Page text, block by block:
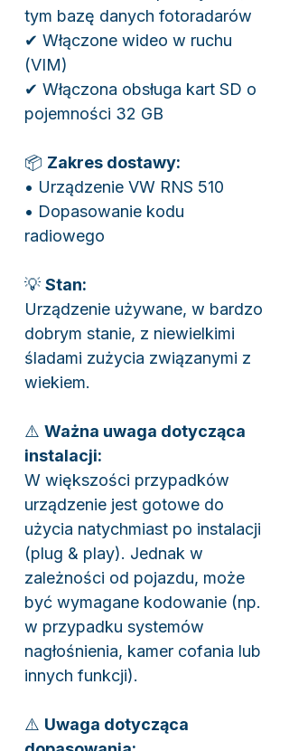
tym bazę danych fotoradarów
✔ Włączone wideo w ruchu
(VIM)
✔ Włączona obsługa kart SD o
pojemności 32 GB
📦 Zakres dostawy:
• Urządzenie VW RNS 510
• Dopasowanie kodu
radiowego
💡 Stan:
Urządzenie używane, w bardzo
dobrym stanie, z niewielkimi
śladami zużycia związanymi z
wiekiem.
⚠️ Ważna uwaga dotycząca
instalacji:
W większości przypadków
urządzenie jest gotowe do
użycia natychmiast po instalacji
(plug & play). Jednak w
zależności od pojazdu, może
być wymagane kodowanie (np.
w przypadku systemów
nagłośnienia, kamer cofania lub
innych funkcji).
⚠️ Uwaga dotycząca